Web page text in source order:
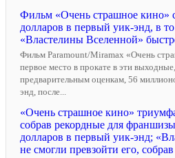
Фильм «Очень страшное кино»
долларов в первый уик-энд, в
«Властелины Вселенной»
Фильм Paramount/Miramax «Очень
первое место в прокате в эти
предварительным оценкам, 56
энд, после...
«Очень страшное кино»
собрав рекордные для
долларов в первый уик-энд;
не смогли превзойти его,